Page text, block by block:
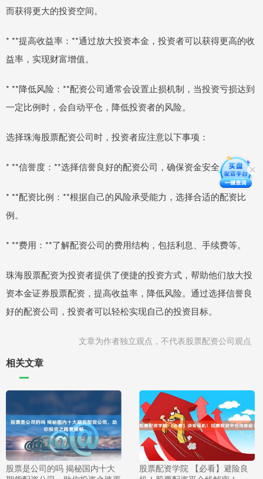
而获得更大的投资空间。
* **提高收益率：**通过放大投资本金，投资者可以获得更高的收
益率，实现财富增值。
* **降低风险：**配资公司通常会设置止损机制，当投资亏损达到
一定比例时，会自动平仓，降低投资者的风险。
选择珠海股票配资公司时，投资者应注意以下事项：
* **信誉度：**选择信誉良好的配资公司，确保资金安全。
* **配资比例：**根据自己的风险承受能力，选择合适的配资比
例。
* **费用：**了解配资公司的费用结构，包括利息、手续费等。
珠海股票配资为投资者提供了便捷的投资方式，帮助他们放大投
资本金证券股票配资，提高收益率，降低风险。通过选择信誉良
好的配资公司，投资者可以轻松实现自己的投资目标。
文章为作者独立观点，不代表股票配资公司观点
相关文章
股票是公司的吗 揭秘国内十大
股票配资学院 【必看】避险良